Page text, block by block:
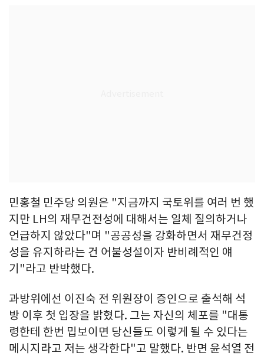
민홍철 민주당 의원은 "지금까지 국토위를 여러 번 했
지만 LH의 재무건전성에 대해서는 일체 질의하거나
언급하지 않았다"며 "공공성을 강화하면서 재무건정
성을 유지하라는 건 어불성설이자 반비례적인 얘
기"라고 반박했다.
과방위에선 이진숙 전 위원장이 증인으로 출석해 석
방 이후 첫 입장을 밝혔다. 그는 자신의 체포를 "대통
령한테 한번 밉보이면 당신들도 이렇게 될 수 있다는
메시지라고 저는 생각한다"고 말했다. 반면 윤석열 전